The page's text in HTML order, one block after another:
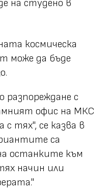
на студено в
космическа
може да бъде
разпореждане с
офис на МКС
тях", се казва в
са
останките към
начин или